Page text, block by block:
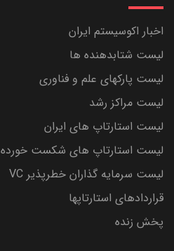
اخبار اکوسیستم ایران
لیست شتابدهنده ها
لیست پارکهای علم و فناوری
لیست مراکز رشد
لیست استارتاپ های ایران
لیست استارتاپ های شکست خورده
لیست سرمایه گذاران خطرپذیر VC
قراردادهای استارتاپها
پخش زنده